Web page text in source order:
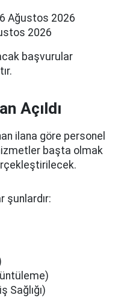
6 Ağustos 2026
2026
başvurular
Açıldı
ilana göre personel
başta olmak
şunlardır:
Sağlığı)